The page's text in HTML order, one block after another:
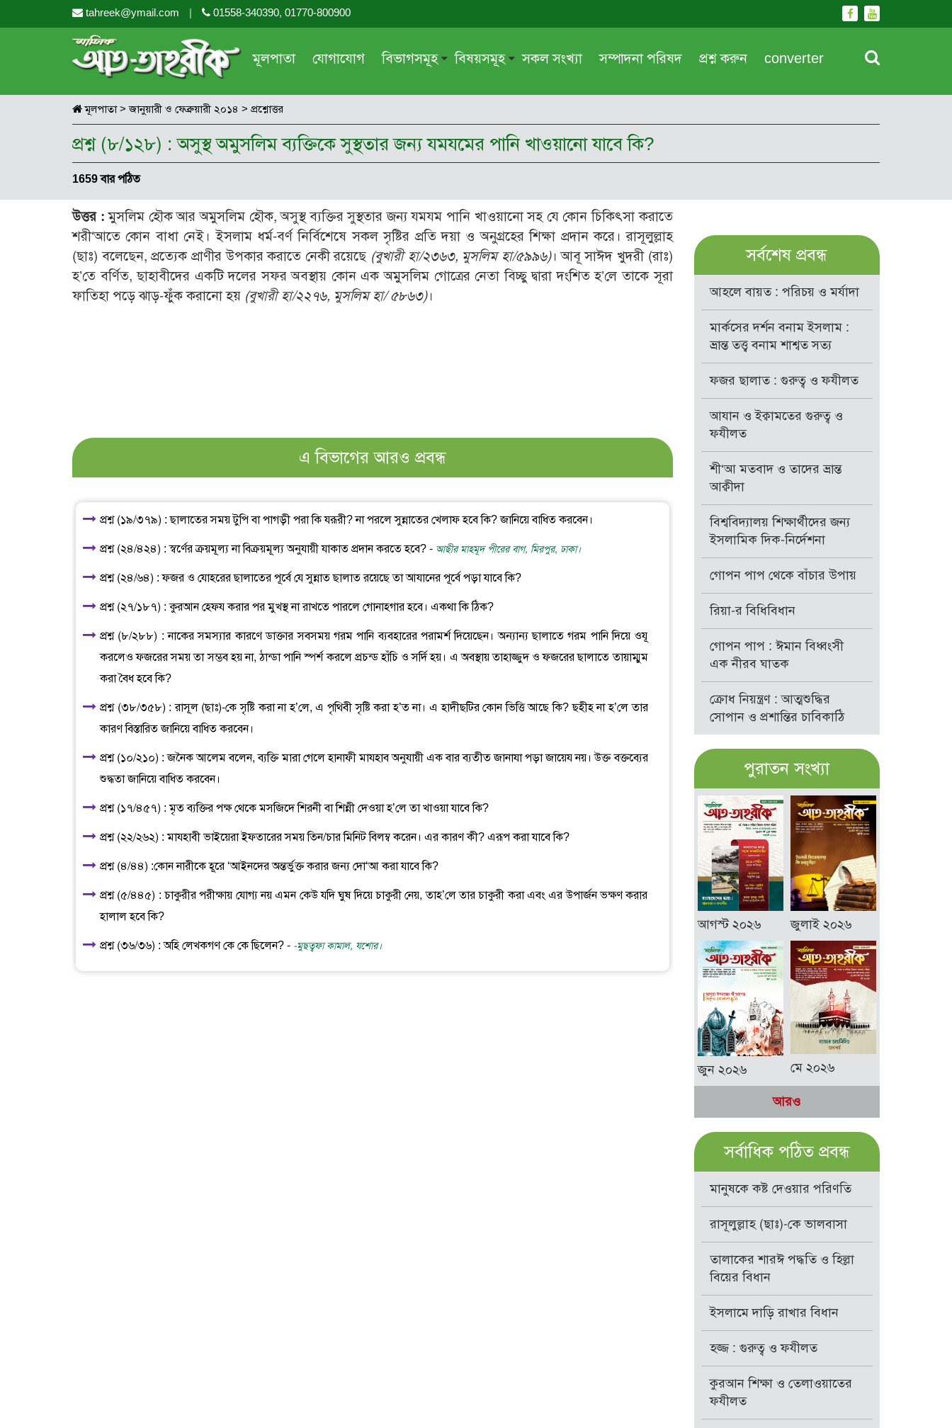
tahreek@ymail.com | 01558-340390, 01770-800900
মূলপাতা যোগাযোগ বিভাগসমূহ
দরসে কুরআন
সাময়িক প্রসঙ্গ
সময়ের ভাবনা
মহিলা অঙ্গন
আরও
বিষয়সমূহ
শিক্ষা ও সংস্কৃতি
পরকাল
নীতি-নৈতিকতা
তারবিয়াত
সকল সংখ্যা সম্পাদনা পরিষদ প্রশ্ন করুন converter
মূলপাতা> জানুয়ারী ও ফেব্রুয়ারী ২০১৪ > প্রশ্নোত্তর
প্রশ্ন (৮/১২৮) : অসুস্থ অমুসলিম ব্যক্তিকে সুস্থতার জন্য যমযমের পানি খাওয়ানো যাবে কি?
1659 বার পঠিত
উত্তর :মুসলিম হৌক আর অমুসলিম হৌক, অসুস্থ ব্যক্তির সুস্থতার জন্য যমযম পানি খাওয়ানো সহ যে কোন চিকিৎসা করাতে
শরী‘আতে কোন বাধা নেই। ইসলাম ধর্ম-বর্ণ নির্বিশেষে সকল সৃষ্টির প্রতি দয়া ও অনুগ্রহের শিক্ষা প্রদান করে। রাসূলুল্লাহ
(ছাঃ) বলেছেন, প্রত্যেক প্রাণীর উপকার করাতে নেকী রয়েছে (বুখারী হা/২৩৬৩, মুসলিম হা/৫৯৯৬)। আবূ সাঈদ খুদরী (রাঃ)
হ’তে বর্ণিত, ছাহাবীদের একটি দলের সফর অবস্থায় কোন এক অমুসলিম গোত্রের নেতা বিচ্ছু দ্বারা দংশিত হ’লে তাকে সূরা
ফাতিহা পড়ে ঝাড়-ফুঁক করানো হয় (বুখারী হা/২২৭৬, মুসলিম হা/ ৫৮৬৩)।
এ বিভাগের আরও প্রবন্ধ
প্রশ্ন (১৯/৩৭৯) : ছালাতের সময় টুপি বা পাগড়ী পরা কি যরূরী? না পরলে সুন্নাতের খেলাফ হবে কি? জানিয়ে বাধিত করবেন।
প্রশ্ন (২৪/৪২৪) : স্বর্ণের ক্রয়মূল্য না বিক্রয়মূল্য অনুযায়ী যাকাত প্রদান করতে হবে? - আছীর মাহমূদ পীরের বাগ, মিরপুর, ঢাকা।
প্রশ্ন (২৪/৬৪) : ফজর ও যোহরের ছালাতের পূর্বে যে সুন্নাত ছালাত রয়েছে তা আযানের পূর্বে পড়া যাবে কি?
প্রশ্ন (২৭/১৮৭) : কুরআন হেফয করার পর মুখস্থ না রাখতে পারলে গোনাহগার হবে। একথা কি ঠিক?
প্রশ্ন (৮/২৮৮) : নাকের সমস্যার কারণে ডাক্তার সবসময় গরম পানি ব্যবহারের পরামর্শ দিয়েছেন। অন্যান্য ছালাতে গরম পানি দিয়ে ওযূ
করলেও ফজরের সময় তা সম্ভব হয় না, ঠান্ডা পানি স্পর্শ করলে প্রচন্ড হাঁচি ও সর্দি হয়। এ অবস্থায় তাহাজ্জুদ ও ফজরের ছালাতে তায়াম্মুম
করা বৈধ হবে কি?
প্রশ্ন (৩৮/৩৫৮) : রাসূল (ছাঃ)-কে সৃষ্টি করা না হ’লে, এ পৃথিবী সৃষ্টি করা হ’ত না। এ হাদীছটির কোন ভিত্তি আছে কি? ছহীহ না হ’লে তার
কারণ বিস্তারিত জানিয়ে বাধিত করবেন।
প্রশ্ন (১০/২১০) : জনৈক আলেম বলেন, ব্যক্তি মারা গেলে হানাফী মাযহাব অনুযায়ী এক বার ব্যতীত জানাযা পড়া জায়েয নয়। উক্ত বক্তব্যের
শুদ্ধতা জানিয়ে বাধিত করবেন।
প্রশ্ন (১৭/৪৫৭) : মৃত ব্যক্তির পক্ষ থেকে মসজিদে শিরনী বা শিন্নী দেওয়া হ’লে তা খাওয়া যাবে কি?
প্রশ্ন (২২/২৬২) : মাযহাবী ভাইয়েরা ইফতারের সময় তিন/চার মিনিট বিলম্ব করেন। এর কারণ কী? এরূপ করা যাবে কি?
প্রশ্ন (৪/৪৪) :কোন নারীকে হূরে ‘আইনদের অন্তর্ভুক্ত করার জন্য দো‘আ করা যাবে কি?
প্রশ্ন (৫/৪৪৫) : চাকুরীর পরীক্ষায় যোগ্য নয় এমন কেউ যদি ঘুষ দিয়ে চাকুরী নেয়, তাহ’লে তার চাকুরী করা এবং এর উপার্জন ভক্ষণ করার
হালাল হবে কি?
প্রশ্ন (৩৬/৩৬) : অহি লেখকগণ কে কে ছিলেন? - -মুছত্বফা কামাল, যশোর।
সর্বশেষ প্রবন্ধ
আহলে বায়ত : পরিচয় ও মর্যাদা
মার্কসের দর্শন বনাম ইসলাম :
ভ্রান্ত তত্ত্ব বনাম শাশ্বত সত্য
ফজর ছালাত : গুরুত্ব ও ফযীলত
আযান ও ইক্বামতের গুরুত্ব ও
ফযীলত
শী‘আ মতবাদ ও তাদের ভ্রান্ত
আক্বীদা
বিশ্ববিদ্যালয় শিক্ষার্থীদের জন্য
ইসলামিক দিক-নির্দেশনা
গোপন পাপ থেকে বাঁচার উপায়
রিয়া-র বিধিবিধান
গোপন পাপ : ঈমান বিধ্বংসী
এক নীরব ঘাতক
ক্রোধ নিয়ন্ত্রণ : আত্মশুদ্ধির
সোপান ও প্রশান্তির চাবিকাঠি
পুরাতন সংখ্যা
আগস্ট ২০২৬ জুলাই ২০২৬
জুন ২০২৬ মে ২০২৬
আরও
সর্বাধিক পঠিত প্রবন্ধ
মানুষকে কষ্ট দেওয়ার পরিণতি
রাসূলুল্লাহ (ছাঃ)-কে ভালবাসা
তালাকের শারঈ পদ্ধতি ও হিল্লা
বিয়ের বিধান
ইসলামে দাড়ি রাখার বিধান
হজ্জ : গুরুত্ব ও ফযীলত
কুরআন শিক্ষা ও তেলাওয়াতের
ফযীলত